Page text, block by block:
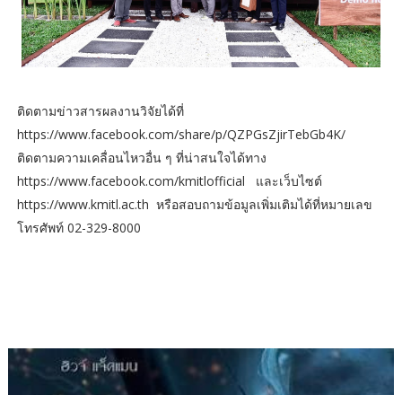
ติดตามข่าวสารผลงานวิจัยได้ที่
https://www.facebook.com/share/p/QZPGsZjirTebGb4K/
ติดตามความเคลื่อนไหวอื่น ๆ ที่น่าสนใจได้ทาง
https://www.facebook.com/kmitlofficial และเว็บไซต์
https://www.kmitl.ac.th หรือสอบถามข้อมูลเพิ่มเติมได้ที่หมายเลข
โทรศัพท์ 02-329-8000